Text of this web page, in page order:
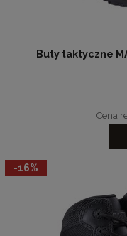
Buty taktyczne
Cena
-16%